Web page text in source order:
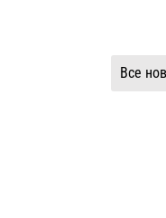
Все